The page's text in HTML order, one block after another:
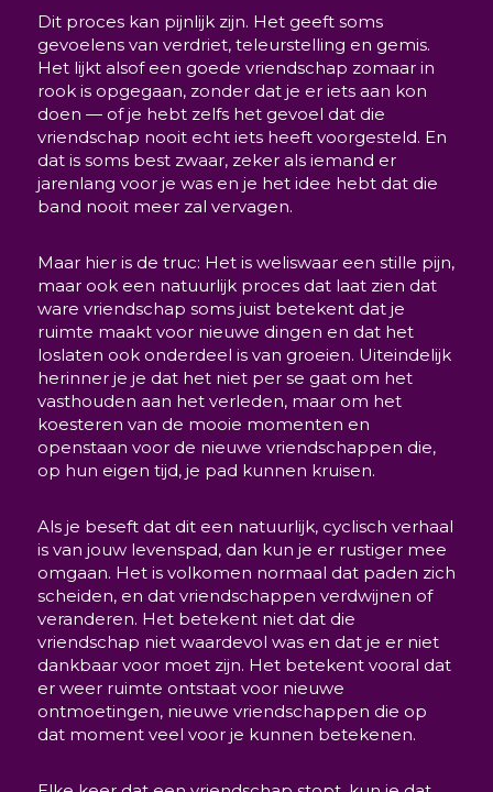
Dit proces kan pijnlijk zijn. Het geeft soms
gevoelens van verdriet, teleurstelling en gemis.
Het lijkt alsof een goede vriendschap zomaar in
rook is opgegaan, zonder dat je er iets aan kon
doen — of je hebt zelfs het gevoel dat die
vriendschap nooit echt iets heeft voorgesteld. En
dat is soms best zwaar, zeker als iemand er
jarenlang voor je was en je het idee hebt dat die
band nooit meer zal vervagen.
Maar hier is de truc: Het is weliswaar een stille pijn,
maar ook een natuurlijk proces dat laat zien dat
ware vriendschap soms juist betekent dat je
ruimte maakt voor nieuwe dingen en dat het
loslaten ook onderdeel is van groeien. Uiteindelijk
herinner je je dat het niet per se gaat om het
vasthouden aan het verleden, maar om het
koesteren van de mooie momenten en
openstaan voor de nieuwe vriendschappen die,
op hun eigen tijd, je pad kunnen kruisen.
Als je beseft dat dit een natuurlijk, cyclisch verhaal
is van jouw levenspad, dan kun je er rustiger mee
omgaan. Het is volkomen normaal dat paden zich
scheiden, en dat vriendschappen verdwijnen of
veranderen. Het betekent niet dat die
vriendschap niet waardevol was en dat je er niet
dankbaar voor moet zijn. Het betekent vooral dat
er weer ruimte ontstaat voor nieuwe
ontmoetingen, nieuwe vriendschappen die op
dat moment veel voor je kunnen betekenen.